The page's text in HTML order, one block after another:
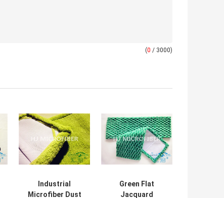
(0 / 3000)
Industrial
Microfiber Dust
Green Flat
Jacquard